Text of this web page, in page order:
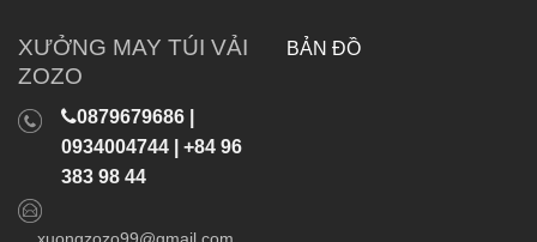
XƯỞNG MAY TÚI VẢI
ZOZO
0879679686 |
0934004744 | +84 96
383 98 44
xuongzozo99@gmail.com
BẢN ĐỒ